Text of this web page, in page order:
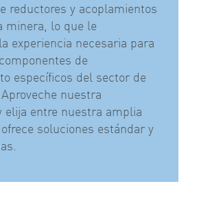
reductores y acoplamientos
minera, lo que le
experiencia necesaria para
de
específicos del sector de
nuestra
elija entre nuestra amplia
soluciones estándar y